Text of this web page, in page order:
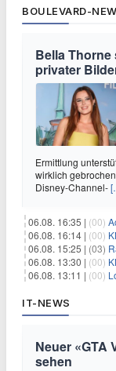
BOULEVARD-
Bella
privater
Ermittlung
wirklich
Disney-Channel-
06.08. 16:35 | (00)
06.08. 16:14 | (00)
06.08. 15:25 | (03)
06.08. 13:30 | (00)
06.08. 13:11 | (00)
IT-NEWS
Neuer «GTA
sehen